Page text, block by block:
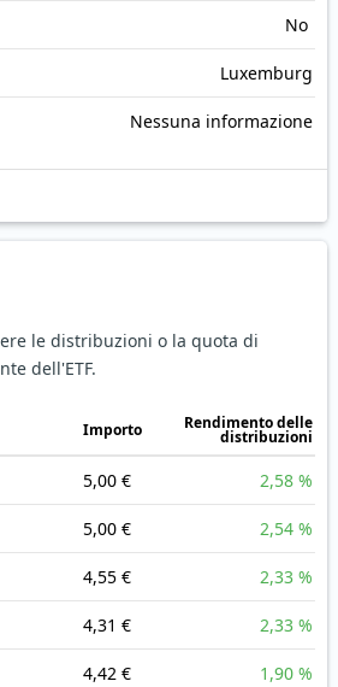
No
Luxemburg
Nessuna informazione
le distribuzioni o la quota di
dell'ETF.
Importo Rendimento delle
distribuzioni
5,00 € 2,58 %
5,00 € 2,54 %
4,55 € 2,33 %
4,31 € 2,33 %
4,42 € 1,90 %